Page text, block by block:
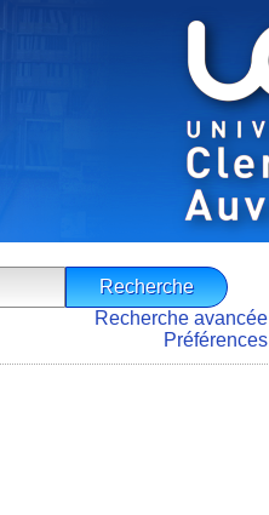
Recherche avancée
Préférences